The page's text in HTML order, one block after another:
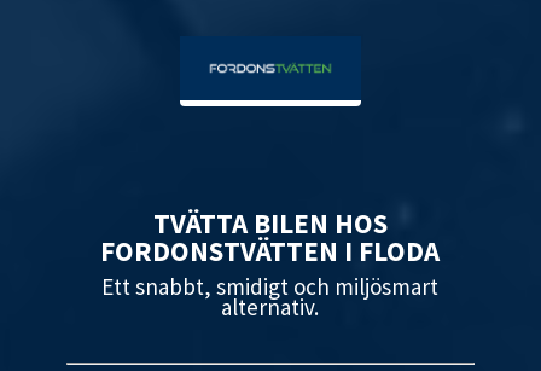
TVÄTTA BILEN HOS
FORDONSTVÄTTEN I FLODA
Ett snabbt, smidigt och miljösmart
alternativ.